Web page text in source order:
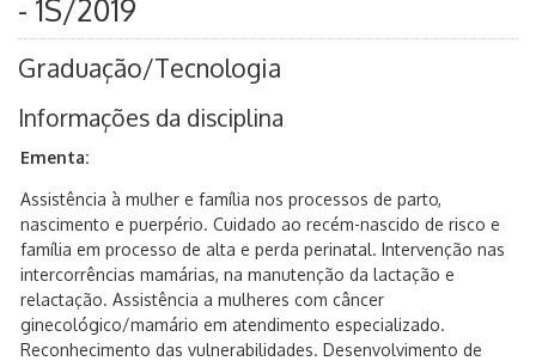
- 1S/2019
Graduação/Tecnologia
Informações da disciplina
Ementa:
Assistência à mulher e família nos processos de parto,
nascimento e puerpério. Cuidado ao recém-nascido de risco e
família em processo de alta e perda perinatal. Intervenção nas
intercorrências mamárias, na manutenção da lactação e
relactação. Assistência a mulheres com câncer
ginecológico/mamário em atendimento especializado.
Reconhecimento das vulnerabilidades. Desenvolvimento de